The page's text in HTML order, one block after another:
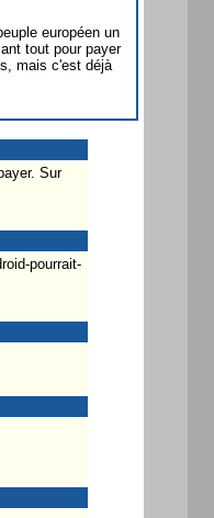
européen un
tout pour payer
mais c'est déjà
Sur
pourrait-